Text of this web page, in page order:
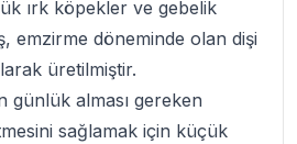
ırk köpekler ve gebelik
emzirme döneminde olan dişi
üretilmiştir.
günlük alması gereken
sağlamak için küçük